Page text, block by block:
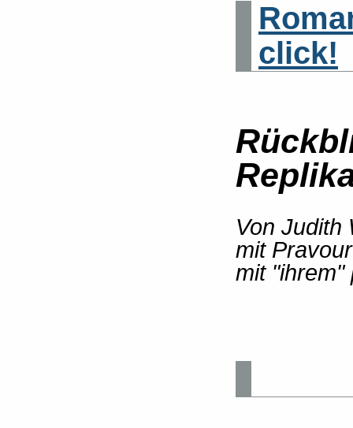
click!
Von Judith
mit
mit "ihrem"